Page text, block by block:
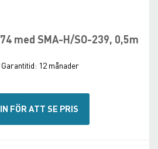
med SMA-H/SO-239, 0,5m
Garantitid: 12 månader
FÖR ATT SE PRIS